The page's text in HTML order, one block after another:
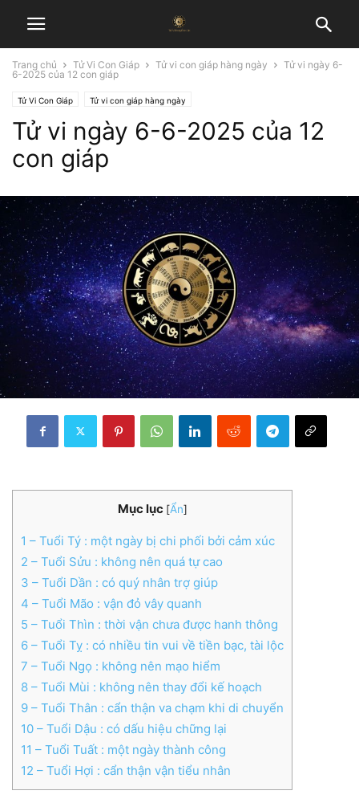
Trang chủ Tử Vi Con Giáp Tử vi con giáp hàng ngày
Tử vi ngày 6-
6-2025 của 12 con giáp
Tử Vi Con Giáp Tử vi con giáp hàng ngày
Tử vi ngày 6-6-2025 của 12
con giáp
Mục lục [Ẩn]
1 – Tuổi Tý : một ngày bị chi phối bởi cảm xúc
2 – Tuổi Sửu : không nên quá tự cao
3 – Tuổi Dần : có quý nhân trợ giúp
4 – Tuổi Mão : vận đỏ vây quanh
5 – Tuổi Thìn : thời vận chưa được hanh thông
6 – Tuổi Tỵ : có nhiều tin vui về tiền bạc, tài lộc
7 – Tuổi Ngọ : không nên mạo hiểm
8 – Tuổi Mùi : không nên thay đổi kế hoạch
9 – Tuổi Thân : cẩn thận va chạm khi di chuyển
10 – Tuổi Dậu : có dấu hiệu chững lại
11 – Tuổi Tuất : một ngày thành công
12 – Tuổi Hợi : cẩn thận vận tiểu nhân